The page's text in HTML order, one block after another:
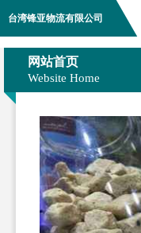
台湾锋亚物流有限公司
网站首页
Website Home